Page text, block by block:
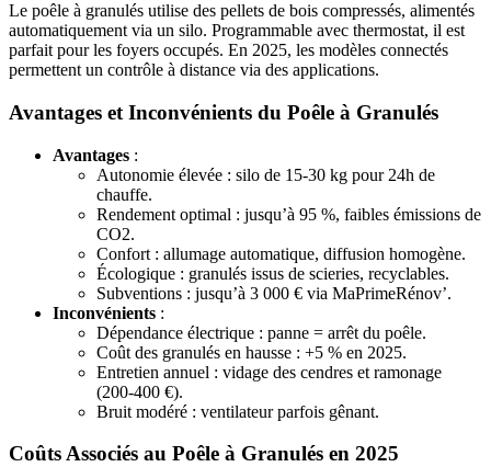
Le poêle à granulés utilise des pellets de bois compressés, alimentés
automatiquement via un silo. Programmable avec thermostat, il est
parfait pour les foyers occupés. En 2025, les modèles connectés
permettent un contrôle à distance via des applications.
Avantages et Inconvénients du Poêle à Granulés
Avantages :
Autonomie élevée : silo de 15-30 kg pour 24h de
chauffe.
Rendement optimal : jusqu’à 95 %, faibles émissions de
CO2.
Confort : allumage automatique, diffusion homogène.
Écologique : granulés issus de scieries, recyclables.
Subventions : jusqu’à 3 000 € via MaPrimeRénov’.
Inconvénients :
Dépendance électrique : panne = arrêt du poêle.
Coût des granulés en hausse : +5 % en 2025.
Entretien annuel : vidage des cendres et ramonage
(200-400 €).
Bruit modéré : ventilateur parfois gênant.
Coûts Associés au Poêle à Granulés en 2025